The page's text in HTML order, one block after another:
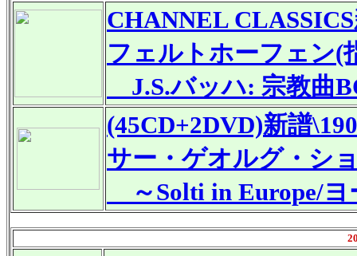
CHANNEL CLASSICS
フェルトホーフェン(
J.S.バッハ: 宗教曲
(45CD+2DVD)新譜
サー・ゲオルグ・シ
～Solti in Europe/ヨ